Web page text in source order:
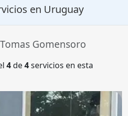
en Uruguay
Tomas Gomensoro
4de4servicios en esta